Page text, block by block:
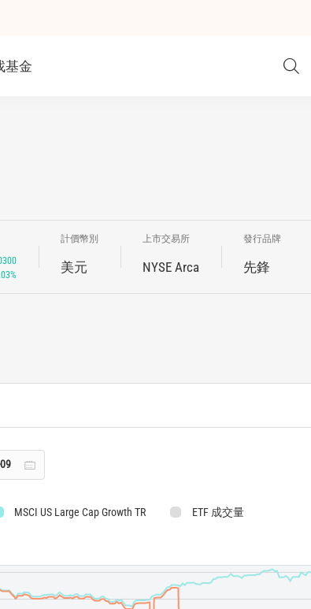
基金
計價幣別
美元
上市交易所
NYSE Arca
發行品牌
先鋒
MSCI US Large Cap Growth TR ETF 成交量